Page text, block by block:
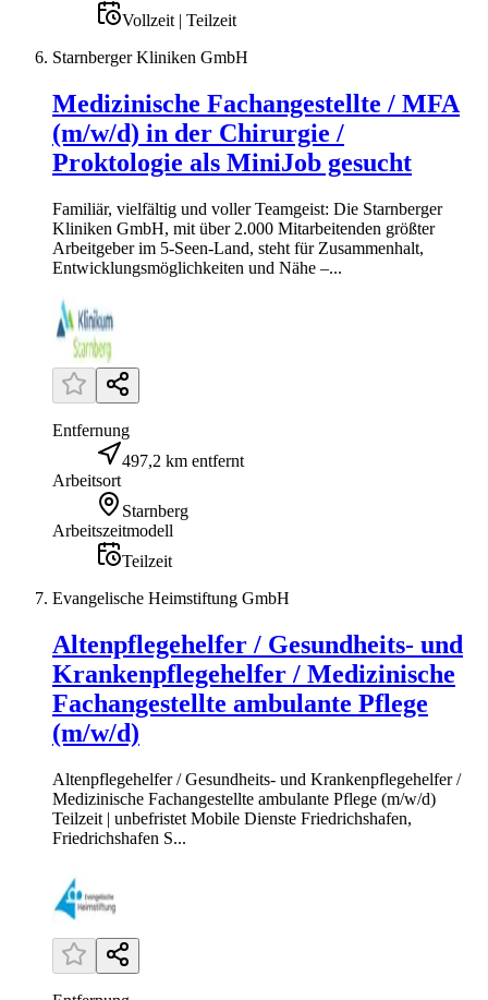
Vollzeit | Teilzeit
Starnberger Kliniken GmbH
Medizinische Fachangestellte / MFA
(m/w/d) in der Chirurgie /
Proktologie als MiniJob gesucht
Familiär, vielfältig und voller Teamgeist: Die Starnberger
Kliniken GmbH, mit über 2.000 Mitarbeitenden größter
Arbeitgeber im 5-Seen-Land, steht für Zusammenhalt,
Entwicklungsmöglichkeiten und Nähe –...
Entfernung
497,2 km entfernt
Arbeitsort
Starnberg
Arbeitszeitmodell
Teilzeit
Evangelische Heimstiftung GmbH
Altenpflegehelfer / Gesundheits- und
Krankenpflegehelfer / Medizinische
Fachangestellte ambulante Pflege
(m/w/d)
Altenpflegehelfer / Gesundheits- und Krankenpflegehelfer /
Medizinische Fachangestellte ambulante Pflege (m/w/d)
Teilzeit | unbefristet Mobile Dienste Friedrichshafen,
Friedrichshafen S...